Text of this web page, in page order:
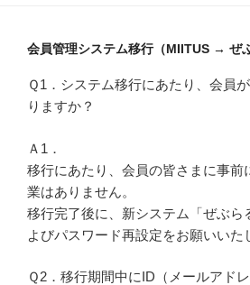
会員管理システム移行（MIITUS → ぜ
Ｑ1．システム移行にあたり、会員
りますか？
Ａ1．
移行にあたり、会員の皆さまに事前
業はありません。
移行完了後に、新システム「ぜぶら
よびパスワード再設定をお願いいた
Ｑ2．移行期間中にID（メールアド